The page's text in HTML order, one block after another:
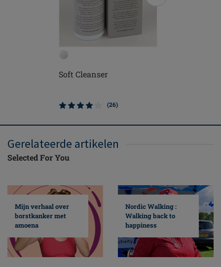
Soft Cleanser
(26)
Gerelateerde artikelen
Selected For You
Mijn verhaal over
borstkanker met
amoena
Nordic Walking :
Walking back to
happiness